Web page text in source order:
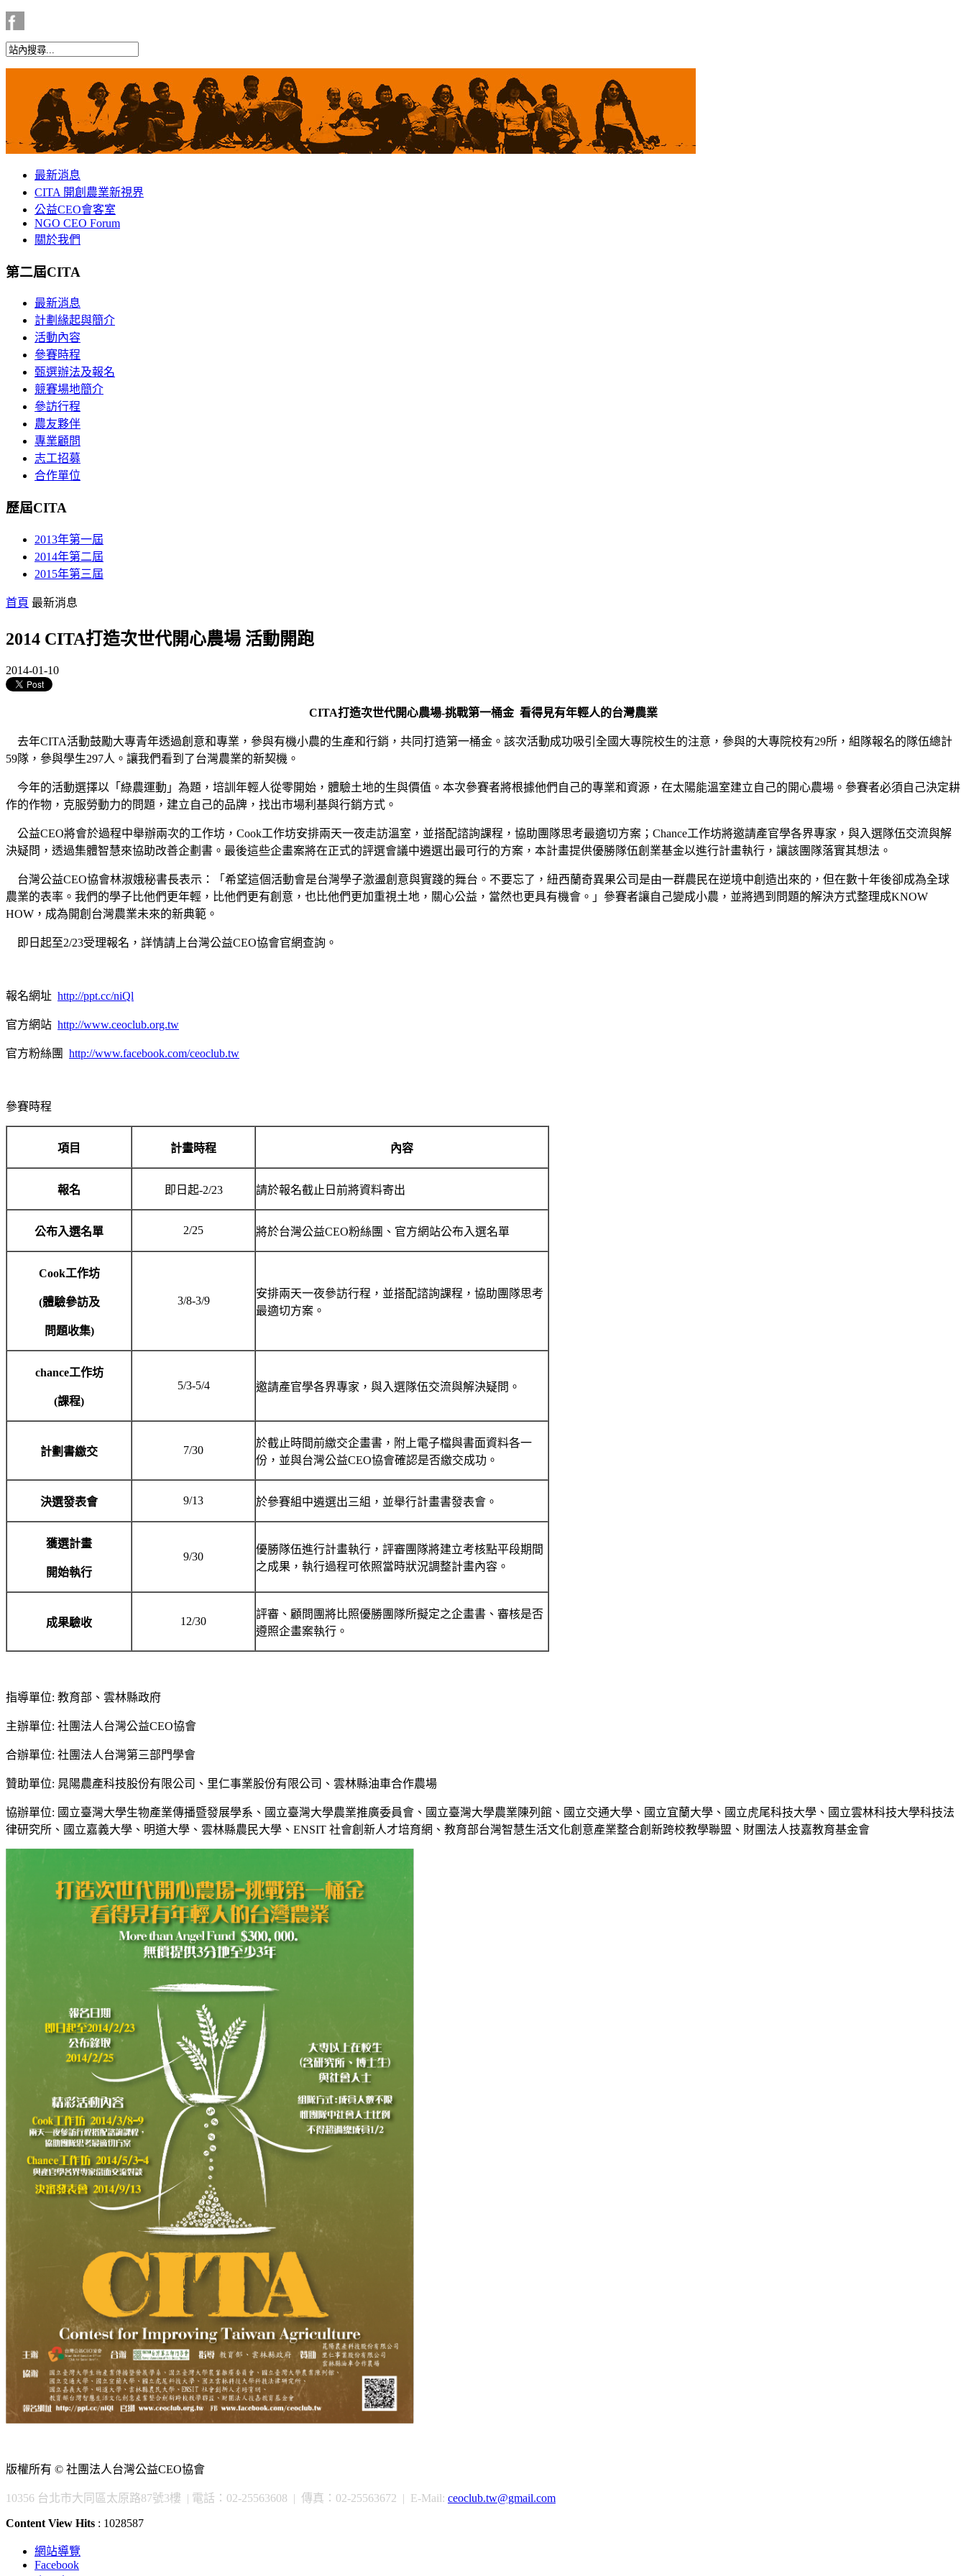
最新消息
CITA 開創農業新視界
公益CEO會客室
NGO CEO Forum
關於我們
第二屆CITA
最新消息
計劃緣起與簡介
活動內容
參賽時程
甄選辦法及報名
競賽場地簡介
參訪行程
農友夥伴
專業顧問
志工招募
合作單位
歷屆CITA
2013年第一屆
2014年第二屆
2015年第三屆
首頁 最新消息
2014 CITA打造次世代開心農場 活動開跑
2014-01-10
CITA打造次世代開心農場-挑戰第一桶金 看得見有年輕人的台灣農業
去年CITA活動鼓勵大專青年透過創意和專業，參與有機小農的生產和行銷，共同打造第一桶金。該次活動成功吸引全國大專院校生的注意，參與的大專院校有29所，組隊報名的隊伍總計
59隊，參與學生297人。讓我們看到了台灣農業的新契機。
今年的活動選擇以「綠農運動」為題，培訓年輕人從零開始，體驗土地的生與價值。本次參賽者將根據他們自己的專業和資源，在太陽能溫室建立自己的開心農場。參賽者必須自己決定耕
作的作物，克服勞動力的問題，建立自己的品牌，找出市場利基與行銷方式。
公益CEO將會於過程中舉辦兩次的工作坊，Cook工作坊安排兩天一夜走訪溫室，並搭配諮詢課程，協助團隊思考最適切方案；Chance工作坊將邀請產官學各界專家，與入選隊伍交流與解
決疑問，透過集體智慧來協助改善企劃書。最後這些企畫案將在正式的評選會議中遴選出最可行的方案，本計畫提供優勝隊伍創業基金以進行計畫執行，讓該團隊落實其想法。
台灣公益CEO協會林淑娥秘書長表示：「希望這個活動會是台灣學子激盪創意與實踐的舞台。不要忘了，紐西蘭奇異果公司是由一群農民在逆境中創造出來的，但在數十年後卻成為全球
農業的表率。我們的學子比他們更年輕，比他們更有創意，也比他們更加重視土地，關心公益，當然也更具有機會。」參賽者讓自己變成小農，並將遇到問題的解決方式整理成KNOW
HOW，成為開創台灣農業未來的新典範。
即日起至2/23受理報名，詳情請上台灣公益CEO協會官網查詢。
報名網址 http://ppt.cc/niQl
官方網站 http://www.ceoclub.org.tw
官方粉絲團 http://www.facebook.com/ceoclub.tw
參賽時程
項目 計畫時程 內容
報名 即日起-2/23 請於報名截止日前將資料寄出
公布入選名單 2/25 將於台灣公益CEO粉絲團、官方網站公布入選名單
Cook工作坊
(體驗參訪及
問題收集)
3/8-3/9
安排兩天一夜參訪行程，並搭配諮詢課程，協助團隊思考
最適切方案。
chance工作坊
(課程)
5/3-5/4 邀請產官學各界專家，與入選隊伍交流與解決疑問。
計劃書繳交 7/30
於截止時間前繳交企畫書，附上電子檔與書面資料各一
份，並與台灣公益CEO協會確認是否繳交成功。
決選發表會 9/13 於參賽組中遴選出三組，並舉行計畫書發表會。
獲選計畫
開始執行
9/30
優勝隊伍進行計畫執行，評審團隊將建立考核點平段期間
之成果，執行過程可依照當時狀況調整計畫內容。
成果驗收 12/30
評審、顧問團將比照優勝團隊所擬定之企畫書、審核是否
遵照企畫案執行。
指導單位: 教育部、雲林縣政府
主辦單位: 社團法人台灣公益CEO協會
合辦單位: 社團法人台灣第三部門學會
贊助單位: 晁陽農產科技股份有限公司、里仁事業股份有限公司、雲林縣油車合作農場
協辦單位: 國立臺灣大學生物產業傳播暨發展學系、國立臺灣大學農業推廣委員會、國立臺灣大學農業陳列館、國立交通大學、國立宜蘭大學、國立虎尾科技大學、國立雲林科技大學科技法
律研究所、國立嘉義大學、明道大學、雲林縣農民大學、ENSIT 社會創新人才培育網、教育部台灣智慧生活文化創意產業整合創新跨校教學聯盟、財團法人技嘉教育基金會
版權所有 © 社團法人台灣公益CEO協會
10356 台北市大同區太原路87號3樓 | 電話：02-25563608 | 傳真：02-25563672 | E-Mail: ceoclub.tw@gmail.com
Content View Hits : 1028587
網站導覽
Facebook